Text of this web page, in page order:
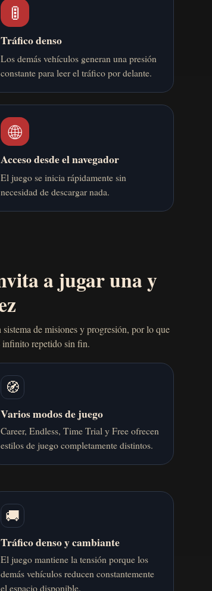
🚦
Tráfico denso
Los demás vehículos generan una presión
constante para leer el tráfico por delante.
🌐
Acceso desde el navegador
El juego se inicia rápidamente sin
necesidad de descargar nada.
a jugar una y
de misiones y progresión, por lo que
infinito repetido sin fin.
🧭
Varios modos de juego
Career, Endless, Time Trial y Free ofrecen
estilos de juego completamente distintos.
🚚
Tráfico denso y cambiante
El juego mantiene la tensión porque los
demás vehículos reducen constantemente
el espacio disponible.